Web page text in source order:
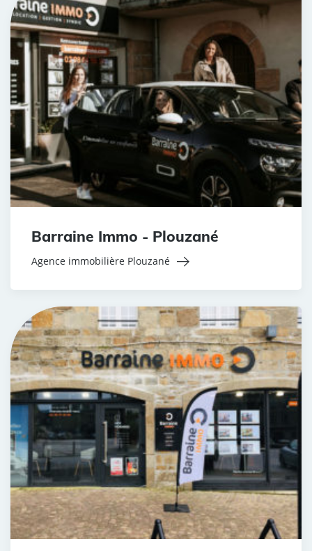
Barraine Immo - Plouzané
Agence immobilière Plouzané